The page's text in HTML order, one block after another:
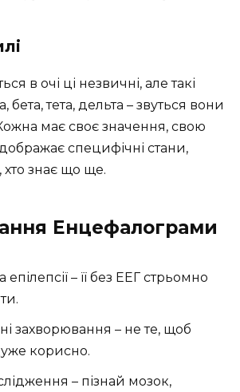
в очі ці незвичні, але такі
бета, тета, дельта – звуться вони
має своє значення, свою
специфічні стани,
хто знає що ще.
Енцефалограми
епілепсії – її без ЕЕГ стрьомно
захворювання – не те, щоб
корисно.
– пізнай мозок,